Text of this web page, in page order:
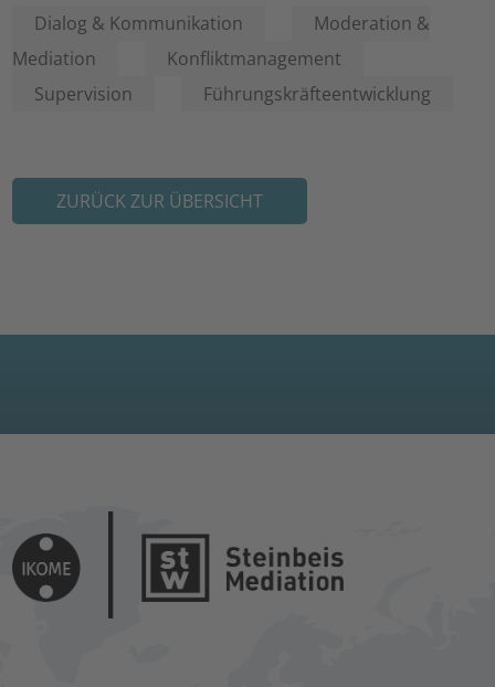
Dialog & Kommunikation
Moderation &
Mediation
Konfliktmanagement
Supervision
Führungskräfteentwicklung
ZURÜCK ZUR ÜBERSICHT